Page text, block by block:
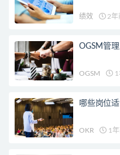
绩效 2年
OGSM管
OGSM 1
哪些岗位
OKR 1